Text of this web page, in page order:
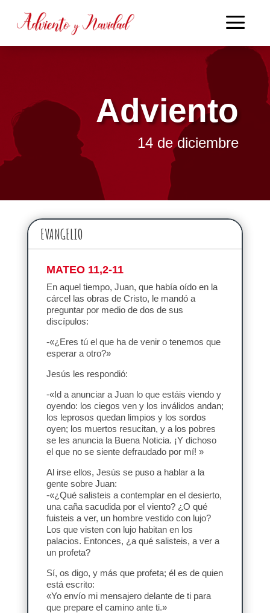
Adviento
14 de diciembre
EVANGELIO
MATEO 11,2-11
En aquel tiempo, Juan, que había oído en la
cárcel las obras de Cristo, le mandó a
preguntar por medio de dos de sus
discípulos:
-«¿Eres tú el que ha de venir o tenemos que
esperar a otro?»
Jesús les respondió:
-«Id a anunciar a Juan lo que estáis viendo y
oyendo: los ciegos ven y los inválidos andan;
los leprosos quedan limpios y los sordos
oyen; los muertos resucitan, y a los pobres
se les anuncia la Buena Noticia. ¡Y dichoso
el que no se siente defraudado por mí! »
Al irse ellos, Jesús se puso a hablar a la
gente sobre Juan:
-«¿Qué salisteis a contemplar en el desierto,
una caña sacudida por el viento? ¿O qué
fuisteis a ver, un hombre vestido con lujo?
Los que visten con lujo habitan en los
palacios. Entonces, ¿a qué salisteis, a ver a
un profeta?
Sí, os digo, y más que profeta; él es de quien
está escrito:
«Yo envío mi mensajero delante de ti para
que prepare el camino ante ti.»